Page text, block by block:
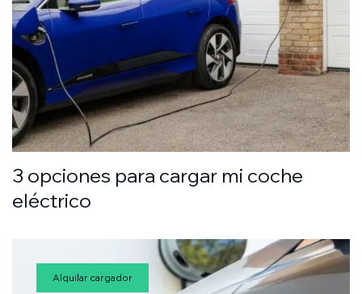
3 opciones para cargar mi coche
eléctrico
Alquilar cargador